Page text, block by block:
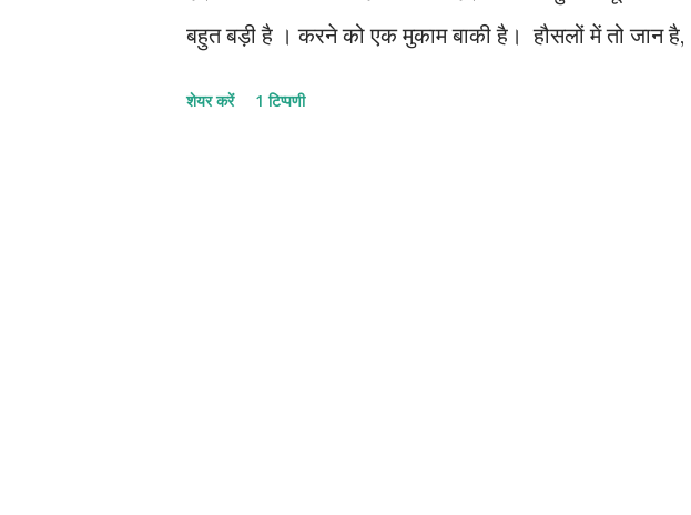
बहुत बड़ी है । करने को एक मुकाम बाकी है। हौसलों में तो जान
शेयर करें 1 टिप्पणी